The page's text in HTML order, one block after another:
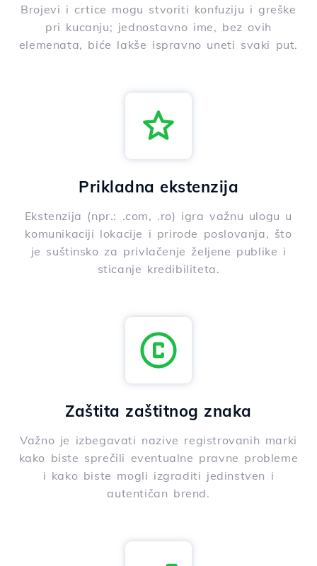
Brojevi i crtice mogu stvoriti konfuziju i greške
pri kucanju; jednostavno ime, bez ovih
elemenata, biće lakše ispravno uneti svaki put.
Prikladna ekstenzija
Ekstenzija (npr.: .com, .ro) igra važnu ulogu u
komunikaciji lokacije i prirode poslovanja, što
je suštinsko za privlačenje željene publike i
sticanje kredibiliteta.
Zaštita zaštitnog znaka
Važno je izbegavati nazive registrovanih marki
kako biste sprečili eventualne pravne probleme
i kako biste mogli izgraditi jedinstven i
autentičan brend.